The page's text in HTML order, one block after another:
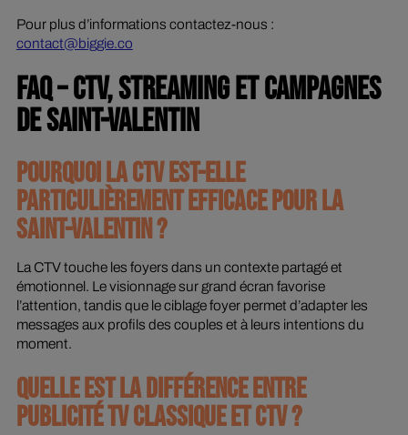
Pour plus d’informations contactez-nous :
contact@biggie.co
FAQ – CTV, STREAMING ET CAMPAGNES
DE SAINT-VALENTIN
POURQUOI LA CTV EST-ELLE
PARTICULIÈREMENT EFFICACE POUR LA
SAINT-VALENTIN ?
La CTV touche les foyers dans un contexte partagé et
émotionnel. Le visionnage sur grand écran favorise
l’attention, tandis que le ciblage foyer permet d’adapter les
messages aux profils des couples et à leurs intentions du
moment.
QUELLE EST LA DIFFÉRENCE ENTRE
PUBLICITÉ TV CLASSIQUE ET CTV ?